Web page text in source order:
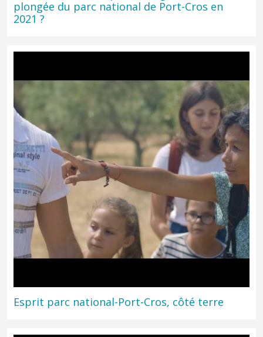
plongée du parc national de Port-Cros en
2021 ?
Esprit parc national-Port-Cros, côté terre